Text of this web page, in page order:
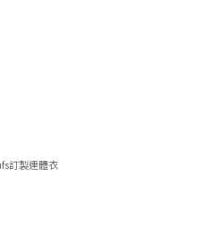
訂製連體衣